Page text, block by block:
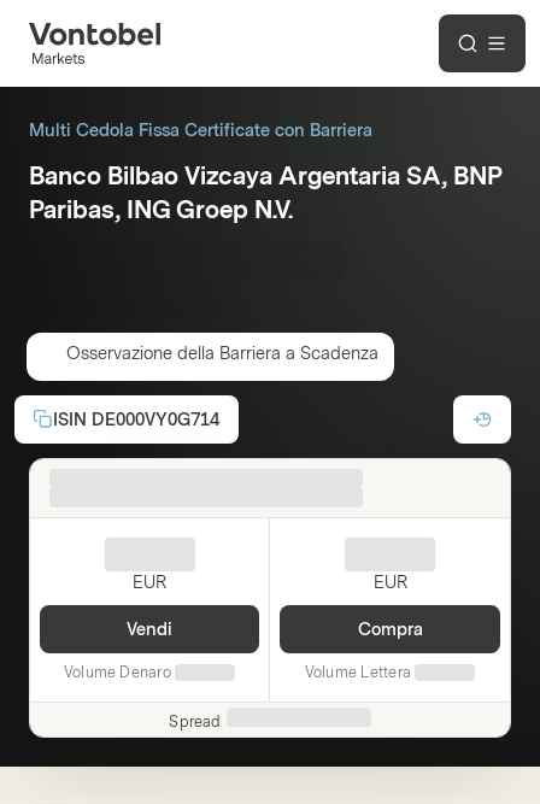
Multi Cedola Fissa Certificate con Barriera
Banco Bilbao Vizcaya Argentaria SA, BNP
Paribas, ING Groep N.V.
Osservazione della Barriera a Scadenza
ISIN DE000VY0G714
EUR
Vendi
Volume Denaro
EUR
Compra
Volume Lettera
Spread